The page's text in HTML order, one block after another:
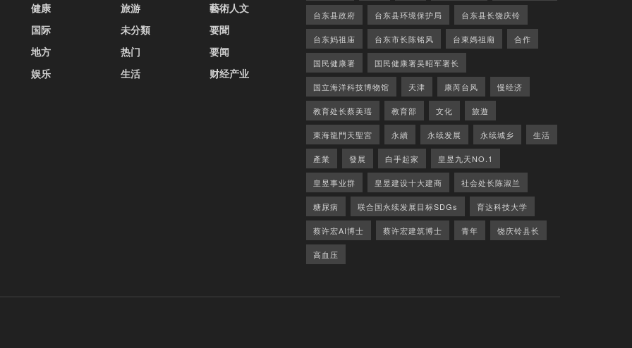
健康
国际
地方
娱乐
旅游
未分類
热门
生活
藝術人文
要聞
要闻
财经产业
台东县政府 台东县环境保护局 台东县长饶庆铃
台东妈祖庙 台东市长陈铭风 台東媽祖廟 合作
国民健康署 国民健康署吴昭军署长
国立海洋科技博物馆 天津 康芮台风 慢经济
教育处长蔡美瑶 教育部 文化 旅遊
東海龍門天聖宮 永續 永续发展 永续城乡 生活
產業 發展 白手起家 皇昱九天NO.1
皇昱事业群 皇昱建设十大建商 社会处长陈淑兰
糖尿病 联合国永续发展目标SDGs 育达科技大学
蔡许宏AI博士 蔡许宏建筑博士 青年 饶庆铃县长
高血压